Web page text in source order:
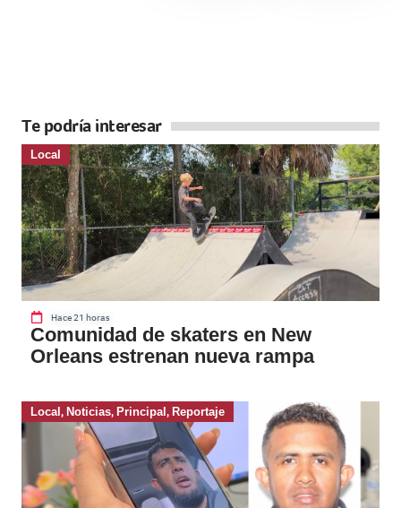
Te podría interesar
Local
Hace 21 horas
Comunidad de skaters en New
Orleans estrenan nueva rampa
Local, Noticias, Principal, Reportaje